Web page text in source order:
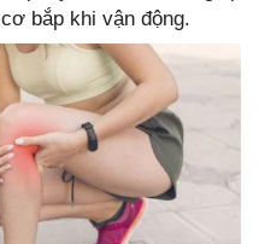
bắp khi vận động.